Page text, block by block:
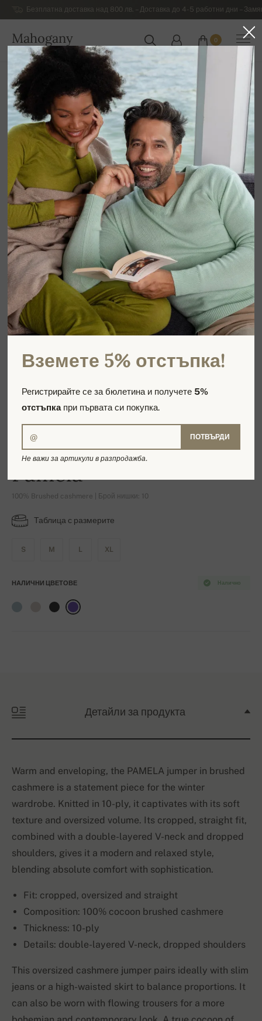
Безплатна доставка над 800 лв. – Доставка до 4-5 работни дни –
Mahogany
БЪЛГАРИЯ
0
Начална страница
Луксозни дамски дрехи от кашмиp
Дамски дебели зимни пуловери, жилетки и блузи
Pamela
100% Brushed cashmere | Брой нишки: 10
Таблица с размерите
S M L XL
Налично
НАЛИЧНИ ЦВЕТОВЕ
Детайли за продукта
Warm and enveloping, the PAMELA jumper in brushed
cashmere is a statement piece for the winter
wardrobe. Knitted in 10-ply, it captivates with its soft
texture and oversized volume. Its cropped, straight fit,
combined with a double-layered V-neck and dropped
shoulders, gives it a modern and relaxed style,
blending absolute comfort with sophistication.
Fit: cropped, oversized and straight
Composition: 100% cocoon brushed cashmere
Thickness: 10-ply
Details: double-layered V-neck, dropped shoulders
This oversized cashmere jumper pairs ideally with slim
jeans or a high-waisted skirt to balance proportions. It
can also be worn with flowing trousers for a more
Вземете 5% отстъпка!
Регистрирайте се за бюлетина и получете5%
отстъпкапри първата си покупка.
ПОТВЪРДИ
Не важи за артикули в разпродажба.